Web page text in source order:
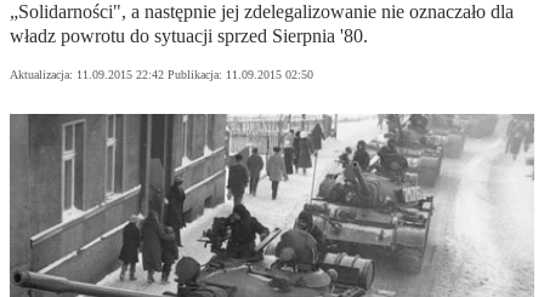
„Solidarności", a następnie jej zdelegalizowanie nie oznaczało dla
władz powrotu do sytuacji sprzed Sierpnia '80.
Aktualizacja: 11.09.2015 22:42 Publikacja: 11.09.2015 02:50